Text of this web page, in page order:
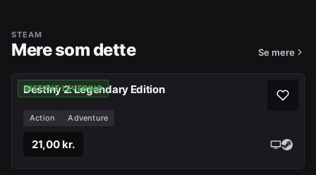
STEAM
Mere som dette Se mere
INSTANT LEVERING
Destiny 2: Legendary Edition
Action Adventure
21,00 kr.